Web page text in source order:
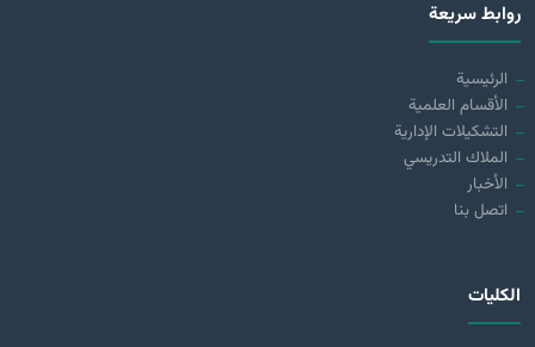
روابط سريعة
الرئيسية
الأقسام العلمية
التشكيلات الإدارية
الملاك التدريسي
الأخبار
اتصل بنا
الكليات